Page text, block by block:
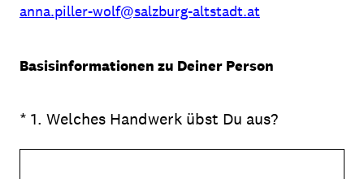
anna.piller-wolf@salzburg-altstadt.at
Basisinformationen zu Deiner Person
* 1. Welches Handwerk übst Du aus?
(Erforderlich.)